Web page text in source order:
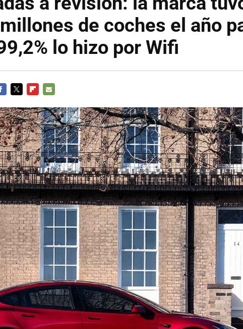
de coches el año
lo hizo por Wifi
MAIL